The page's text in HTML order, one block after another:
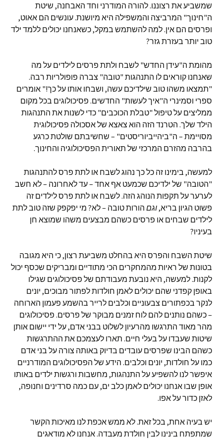
שמשביע את רצוננו. להורה המודרני וחד האבחנה, שיטת
ה"חינוך" המרביצה והמשפילה היא מיושנת. עונשים הם אאוט,
ופרסים הם אין. למה להשתמש במקל, כשאנחנו יכולים ללמד ילד
טוב יותר בעזרת גזר?
מהומת ה"עידן החדש" לשבח ולתת פרסים לילדים על מה
שאנחנו קוראים לו התנהגות "טובה" צברה פופולריות רבה.
"תמצאו משהו טוב שילדיכם עשה, ושבחו אותו על כך!" אומרים
ספרי וסמינרי ה"איך לעשות" החדשים. פסיכולוגים בכל מקום
ממליצים על טיפול "טבלת הכוכבים" כדי לשנות את התנהגות
הילד שלך. הטרנד הזה הוא צאצא של אסכולה פסיכולוגית
מסויימת – ה"ביהייביוריסטים" – שחשיבתם שולטת כרגע
בהרבה מהזרם המרכזי של תאורית הפסיכולוגיה והחינוך.
למעשה, בימינו זה כל כך נהוג לשבח או לתת פרס להתנהגות
"הטובה" של ילדיכם שכמעט אף אחד – עד לאחרונה – לא חשב
לערער על תקפות הנוהג הזה. לשבח או לתת פרס לילדים זה
פשוט הגיון בריא,וגם הורות טובה – לא? מי יפקפק שזה טוב לתת
לילדים שבחים או פרסים כשהם מבצעים משהו שמוצא חן
בעיניו?
שיטת השבח והפרס היא בהחלט משביעת רצון, כי היא מגובה
בטונות של ראיות מהמחקרים הכי מתודיים ומבריקים שכסף יכול
לקנות. למעשה, היא נובעת מעבודתם של פסיכולוגים שגילו
באופן קפדני שהם יכולים לאמן חולדות לפתור מבוכים, יונים
לנקר בכפתורים צבעוניים וכלבים לרייר בהשמע פעמון הארוחה
– כשהם נותנים להם לוח זמנים מבוקר של פרסים. פסיכולוגים
מהר מאוד התרגשו מהרעיון לשלוט בבני אדם, על ידי יישום אותן
שיטות שעבדו על בעלי חיים. תארו לעצמכם את ההתרגשות
כשהם הבינו שפרסים עובדים בדיוק באותה צורה על בני אדם
כמו על חולדות, יונים וכלבים. הידע של הפסיכולוגים המודרניים
איפשר לנו להשפיע על התנהגות, מחשבות ורגשות ילדים באותו
אופן שבו אנחנו יכולים לאמן כלב ים, עם כמה סרדינים וחנופה,
לאזן כדור על אפו.
יש בעיה אחת, בכל זאת. לא ממש אכפת לנו מאיכות הקשר
שמתפתח בינינו לבין חולדת מעבדה. אנחנו לא מודאגים